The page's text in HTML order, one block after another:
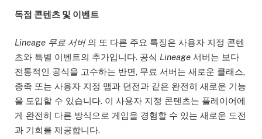
독점 콘텐츠 및 이벤트
Lineage 무료 서버 의 또 다른 주요 특징은 사용자 지정 콘텐
츠와 특별 이벤트의 추가입니다. 공식 Lineage 서버는 보다
전통적인 공식을 고수하는 반면, 무료 서버는 새로운 클래스,
종족 또는 사용자 지정 맵과 던전과 같은 완전히 새로운 기능
을 도입할 수 있습니다. 이 사용자 지정 콘텐츠는 플레이어에
게 완전히 다른 방식으로 게임을 경험할 수 있는 새로운 도전
과 기회를 제공합니다.